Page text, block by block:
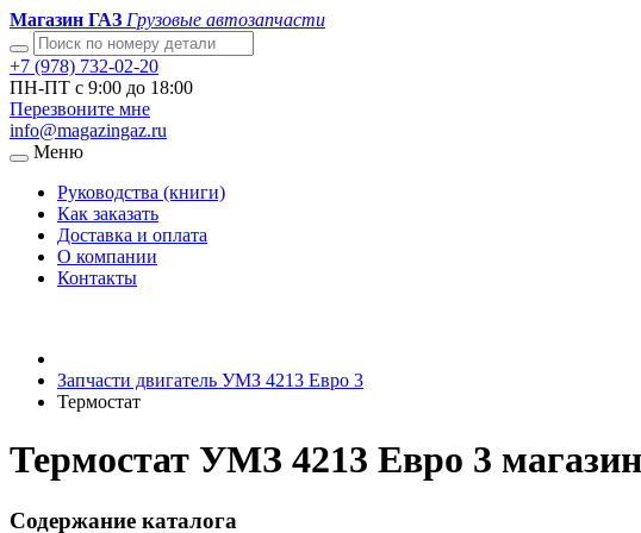
Магазин ГАЗ Грузовые автозапчасти
+7 (978) 732-02-20
ПН-ПТ с 9:00 до 18:00
Перезвоните мне
info@magazingaz.ru
Меню
Руководства (книги)
Как заказать
Доставка и оплата
О компании
Контакты
Запчасти двигатель УМЗ 4213 Евро 3
Термостат
Термостат УМЗ 4213 Евро 3
Содержание каталога